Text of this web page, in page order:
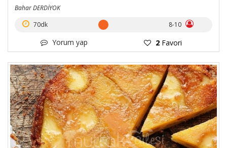
Bahar DERDİYOK
70dk
8-10
Yorum yap 2 Favori